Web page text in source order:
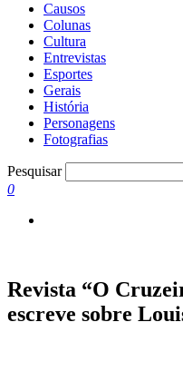
Causos
Colunas
Cultura
Entrevistas
Esportes
Gerais
História
Personagens
Fotografias
Pesquisar
0
Revista “O
escreve sobre